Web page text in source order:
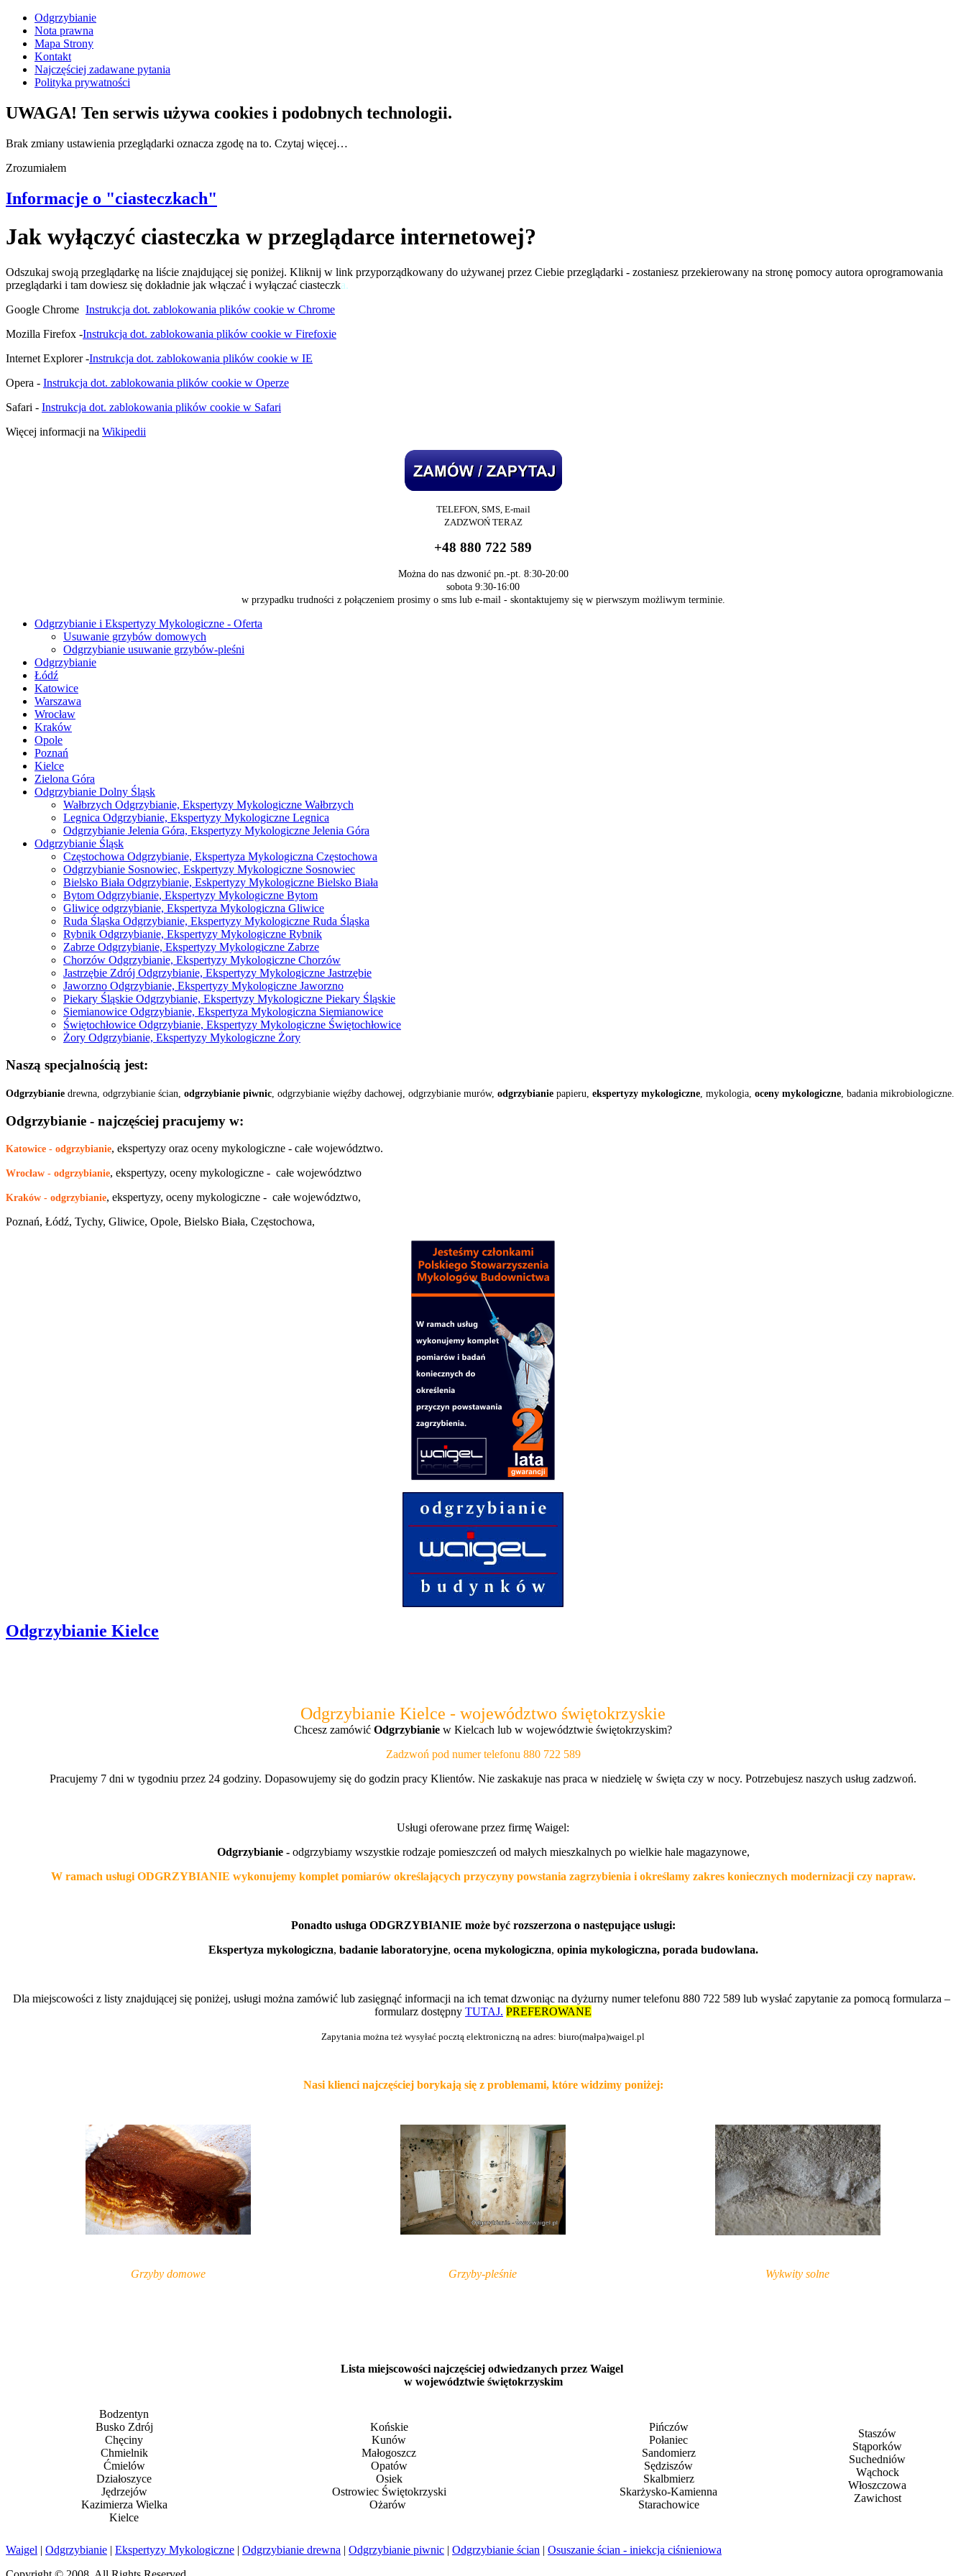
Odgrzybianie
Nota prawna
Mapa Strony
Kontakt
Najczęściej zadawane pytania
Polityka prywatności
UWAGA! Ten serwis używa cookies i podobnych technologii.
Brak zmiany ustawienia przeglądarki oznacza zgodę na to. Czytaj więcej…
Zrozumiałem
Informacje o "ciasteczkach"
Jak wyłączyć ciasteczka w przeglądarce internetowej?
Odszukaj swoją przeglądarkę na liście znajdującej się poniżej. Kliknij w link przyporządkowany do używanej przez Ciebie przeglądarki - zostaniesz przekierowany na stronę pomocy autora oprogramowania
przeglądarki i tam dowiesz się dokładnie jak włączać i wyłączać ciasteczka.
Google Chrome -Instrukcja dot. zablokowania plików cookie w Chrome
Mozilla Firefox -Instrukcja dot. zablokowania plików cookie w Firefoxie
Internet Explorer -Instrukcja dot. zablokowania plików cookie w IE
Opera - Instrukcja dot. zablokowania plików cookie w Operze
Safari - Instrukcja dot. zablokowania plików cookie w Safari
Więcej informacji na Wikipedii
TELEFON, SMS, E-mail
ZADZWOŃ TERAZ
+48 880 722 589
Można do nas dzwonić pn.-pt. 8:30-20:00
sobota 9:30-16:00
w przypadku trudności z połączeniem prosimy o sms lub e-mail - skontaktujemy się w pierwszym możliwym terminie.
Odgrzybianie i Ekspertyzy Mykologiczne - Oferta
Usuwanie grzybów domowych
Odgrzybianie usuwanie grzybów-pleśni
Odgrzybianie
Łódź
Katowice
Warszawa
Wrocław
Kraków
Opole
Poznań
Kielce
Zielona Góra
Odgrzybianie Dolny Śląsk
Wałbrzych Odgrzybianie, Ekspertyzy Mykologiczne Wałbrzych
Legnica Odgrzybianie, Ekspertyzy Mykologiczne Legnica
Odgrzybianie Jelenia Góra, Ekspertyzy Mykologiczne Jelenia Góra
Odgrzybianie Śląsk
Częstochowa Odgrzybianie, Ekspertyza Mykologiczna Częstochowa
Odgrzybianie Sosnowiec, Eskpertyzy Mykologiczne Sosnowiec
Bielsko Biała Odgrzybianie, Eskpertyzy Mykologiczne Bielsko Biała
Bytom Odgrzybianie, Ekspertyzy Mykologiczne Bytom
Gliwice odgrzybianie, Ekspertyza Mykologiczna Gliwice
Ruda Śląska Odgrzybianie, Ekspertyzy Mykologiczne Ruda Śląska
Rybnik Odgrzybianie, Ekspertyzy Mykologiczne Rybnik
Zabrze Odgrzybianie, Ekspertyzy Mykologiczne Zabrze
Chorzów Odgrzybianie, Ekspertyzy Mykologiczne Chorzów
Jastrzębie Zdrój Odgrzybianie, Ekspertyzy Mykologiczne Jastrzębie
Jaworzno Odgrzybianie, Ekspertyzy Mykologiczne Jaworzno
Piekary Śląskie Odgrzybianie, Ekspertyzy Mykologiczne Piekary Śląskie
Siemianowice Odgrzybianie, Ekspertyza Mykologiczna Siemianowice
Świętochłowice Odgrzybianie, Ekspertyzy Mykologiczne Świętochłowice
Żory Odgrzybianie, Ekspertyzy Mykologiczne Żory
Naszą specjalnością jest:
Odgrzybianie drewna, odgrzybianie ścian, odgrzybianie piwnic, odgrzybianie więźby dachowej, odgrzybianie murów, odgrzybianie papieru, ekspertyzy mykologiczne, mykologia, oceny mykologiczne, badania mikrobiologiczne.
Odgrzybianie - najczęściej pracujemy w:
Katowice - odgrzybianie, ekspertyzy oraz oceny mykologiczne - całe województwo.
Wrocław - odgrzybianie, ekspertyzy, oceny mykologiczne - całe województwo
Kraków - odgrzybianie, ekspertyzy, oceny mykologiczne - całe województwo,
Poznań, Łódź, Tychy, Gliwice, Opole, Bielsko Biała, Częstochowa,
Odgrzybianie Kielce
Odgrzybianie Kielce - województwo świętokrzyskie
Chcesz zamówić Odgrzybianie w Kielcach lub w województwie świętokrzyskim?
Zadzwoń pod numer telefonu 880 722 589
Pracujemy 7 dni w tygodniu przez 24 godziny. Dopasowujemy się do godzin pracy Klientów. Nie zaskakuje nas praca w niedzielę w święta czy w nocy. Potrzebujesz naszych usług zadzwoń.
Usługi oferowane przez firmę Waigel:
Odgrzybianie - odgrzybiamy wszystkie rodzaje pomieszczeń od małych mieszkalnych po wielkie hale magazynowe,
W ramach usługi ODGRZYBIANIE wykonujemy komplet pomiarów określających przyczyny powstania zagrzybienia i określamy zakres koniecznych modernizacji czy napraw.
Ponadto usługa ODGRZYBIANIE może być rozszerzona o następujące usługi:
Ekspertyza mykologiczna, badanie laboratoryjne, ocena mykologiczna, opinia mykologiczna, porada budowlana.
Dla miejscowości z listy znajdującej się poniżej, usługi można zamówić lub zasięgnąć informacji na ich temat dzwoniąc na dyżurny numer telefonu 880 722 589 lub wysłać zapytanie za pomocą formularza –
formularz dostępny TUTAJ. PREFEROWANE
Zapytania można też wysyłać pocztą elektroniczną na adres: biuro(małpa)waigel.pl
Nasi klienci najczęściej borykają się z problemami, które widzimy poniżej:
Grzyby domowe Grzyby-pleśnie Wykwity solne
Lista miejscowości najczęściej odwiedzanych przez Waigel
w województwie świętokrzyskim
Bodzentyn
Busko Zdrój
Chęciny
Chmielnik
Ćmielów
Działoszyce
Jędrzejów
Kazimierza Wielka
Kielce
Końskie
Kunów
Małogoszcz
Opatów
Osiek
Ostrowiec Świętokrzyski
Ożarów
Pińczów
Połaniec
Sandomierz
Sędziszów
Skalbmierz
Skarżysko-Kamienna
Starachowice
Staszów
Stąporków
Suchedniów
Wąchock
Włoszczowa
Zawichost
Waigel | Odgrzybianie | Ekspertyzy Mykologiczne | Odgrzybianie drewna | Odgrzybianie piwnic | Odgrzybianie ścian | Osuszanie ścian - iniekcja ciśnieniowa